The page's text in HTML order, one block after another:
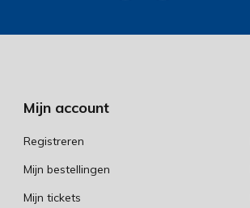
Mijn account
Registreren
Mijn bestellingen
Mijn tickets